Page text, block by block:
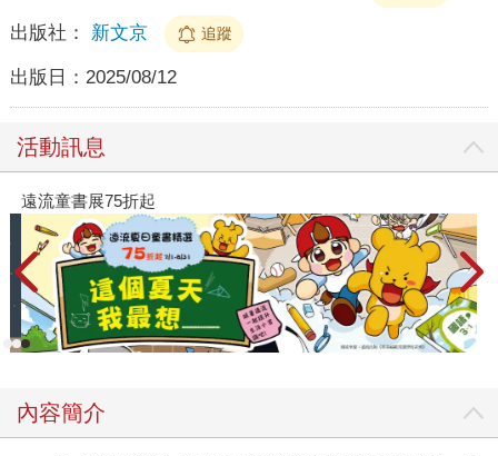
出版社： 新文京 追蹤
出版日： 2025/08/12
活動訊息
遠流童書展75折起
內容簡介